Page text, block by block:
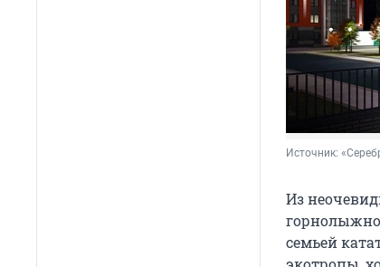
Источник:
Из
семьей